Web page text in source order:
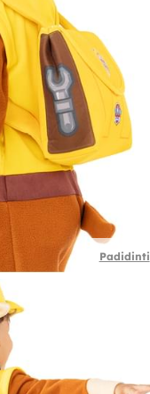
Padidinti